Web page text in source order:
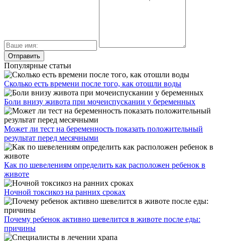
Популярные статьи
Сколько есть времени после того, как отошли воды
Боли внизу живота при мочеиспускании у беременных
Может ли тест на беременность показать положительный
результат перед месячными
Как по шевелениям определить как расположен ребенок в
животе
Ночной токсикоз на ранних сроках
Почему ребенок активно шевелится в животе после еды:
причины